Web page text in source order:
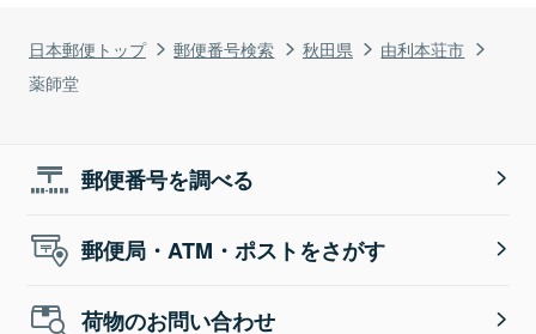
日本郵便トップ 郵便番号検索 秋田県
由利本荘市
薬師堂
郵便番号を調べる
郵便局・ATM・ポストをさがす
荷物のお問い合わせ